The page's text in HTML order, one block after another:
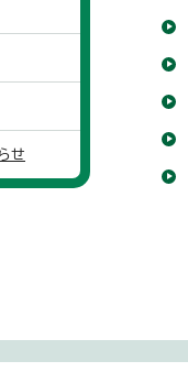
せ